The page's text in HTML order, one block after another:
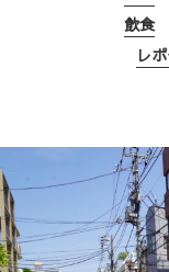
飲食
レ